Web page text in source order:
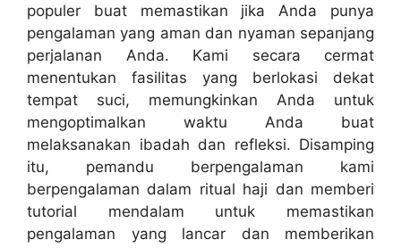
populer buat memastikan jika Anda punya
pengalaman yang aman dan nyaman sepanjang
perjalanan Anda. Kami secara cermat
menentukan fasilitas yang berlokasi dekat
tempat suci, memungkinkan Anda untuk
mengoptimalkan waktu Anda buat
melaksanakan ibadah dan refleksi. Disamping
itu, pemandu berpengalaman kami
berpengalaman dalam ritual haji dan memberi
tutorial mendalam untuk memastikan
pengalaman yang lancar dan memberikan